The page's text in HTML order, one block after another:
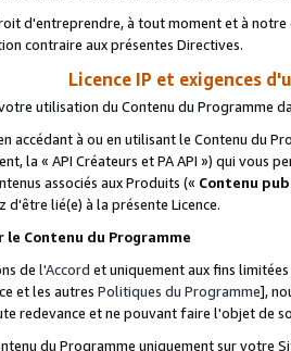
d'entreprendre, à tout moment et à
contraire aux présentes Directives.
Licence IP et exigences
utilisation du Contenu du Programme
accédant à ou en utilisant le Contenu du
la « API Créateurs et PA API ») qui vous
associés aux Produits (« Contenu
d'être lié(e) à la présente Licence.
Contenu du Programme
de l'Accord et uniquement aux fins
et les autres Politiques du Programme],
redevance et ne pouvant faire l'objet de
du Programme uniquement sur votre